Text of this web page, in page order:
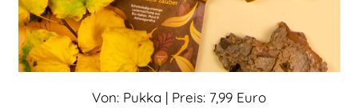
Von: Pukka | Preis: 7,99 Euro